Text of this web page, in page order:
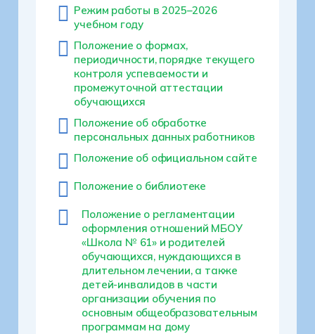
Режим работы в 2025–2026
учебном году
Положение о формах,
периодичности, порядке текущего
контроля успеваемости и
промежуточной аттестации
обучающихся
Положение об обработке
персональных данных работников
Положение об официальном сайте
Положение о библиотеке
Положение о регламентации
оформления отношений МБОУ
«Школа № 61» и родителей
обучающихся, нуждающихся в
длительном лечении, а также
детей-инвалидов в части
организации обучения по
основным общеобразовательным
программам на дому